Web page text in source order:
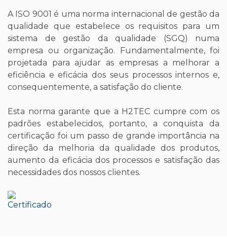
A ISO 9001 é uma norma internacional de gestão da
qualidade que estabelece os requisitos para um
sistema de gestão da qualidade (SGQ) numa
empresa ou organização. Fundamentalmente, foi
projetada para ajudar as empresas a melhorar a
eficiência e eficácia dos seus processos internos e,
consequentemente, a satisfação do cliente.
Esta norma garante que a H2TEC cumpre com os
padrões estabelecidos, portanto, a conquista da
certificação foi um passo de grande importância na
direção da melhoria da qualidade dos produtos,
aumento da eficácia dos processos e satisfação das
necessidades dos nossos clientes.